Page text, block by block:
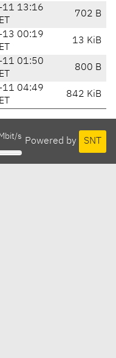
13:16
702 B
00:19
13 KiB
01:50
800 B
04:49
842 KiB
Powered by SNT
s